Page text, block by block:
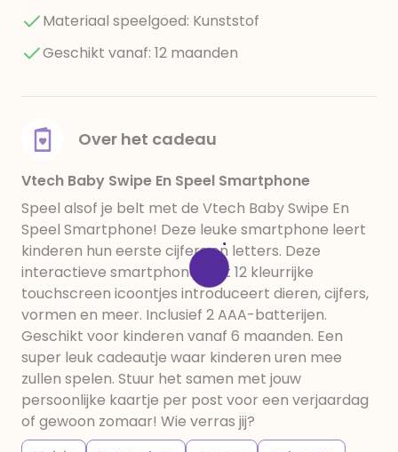
Materiaal speelgoed: Kunststof
Geschikt vanaf: 12 maanden
Over het cadeau
Vtech Baby Swipe En Speel Smartphone
Speel alsof je belt met de Vtech Baby Swipe En
Speel Smartphone! Deze leuke smartphone leert
kinderen hun eerste cijfers en letters. Deze
interactieve smartphone met 12 kleurrijke
touchscreen icoontjes introduceert dieren, cijfers,
vormen en meer. Inclusief 2 AAA-batterijen.
Geschikt voor kinderen vanaf 6 maanden. Een
super leuk cadeautje waar kinderen uren mee
zullen spelen. Stuur het samen met jouw
persoonlijke kaartje per post voor een verjaardag
of gewoon zomaar! Wie verras jij?